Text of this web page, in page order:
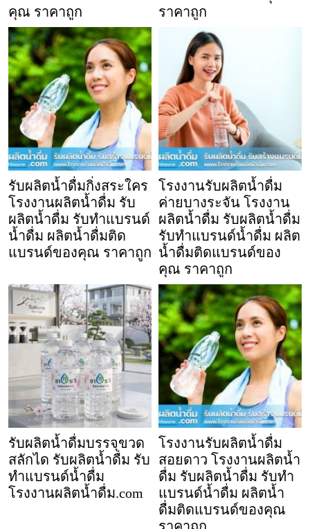
คุณ ราคาถูก
ราคาถูก
รับผลิตน้ำดื่มกิ่งสระใคร
โรงงานผลิตน้ำดื่ม รับ
ผลิตน้ำดื่ม รับทำแบรนด์
น้ำดื่ม ผลิตน้ำดื่มติด
แบรนด์ของคุณ ราคาถูก
โรงงานรับผลิตน้ำดื่ม
ค่ายบางระจัน โรงงาน
ผลิตน้ำดื่ม รับผลิตน้ำดื่ม
รับทำแบรนด์น้ำดื่ม ผลิต
น้ำดื่มติดแบรนด์ของ
คุณ ราคาถูก
รับผลิตน้ำดื่มบรรจุขวด
สลักได รับผลิตน้ำดื่ม รับ
ทำแบรนด์น้ำดื่ม
โรงงานผลิตน้ำดื่ม.com
โรงงานรับผลิตน้ำดื่ม
สอยดาว โรงงานผลิตน้ำ
ดื่ม รับผลิตน้ำดื่ม รับทำ
แบรนด์น้ำดื่ม ผลิตน้ำ
ดื่มติดแบรนด์ของคุณ